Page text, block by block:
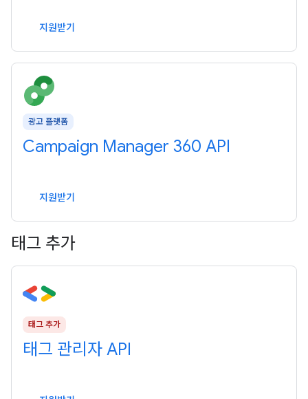
지원받기
광고 플랫폼
Campaign Manager 360 API
지원받기
태그 추가
태그 추가
태그 관리자 API